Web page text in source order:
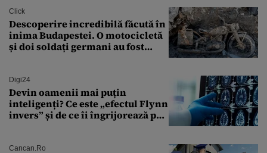
Click
Descoperire incredibilă făcută în
inima Budapestei. O motocicletă
și doi soldați germani au fost
Digi24
Devin oamenii mai puțin
inteligenți? Ce este „efectul Flynn
invers” și de ce îi îngrijorează pe
Cancan.ro